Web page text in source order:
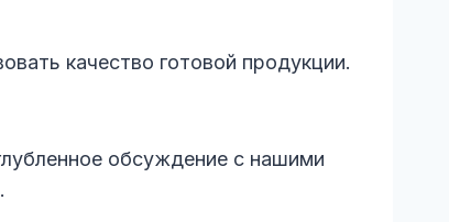
качество готовой продукции.
обсуждение с нашими